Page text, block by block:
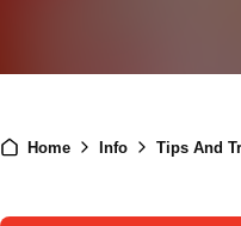
Home Info Tips And